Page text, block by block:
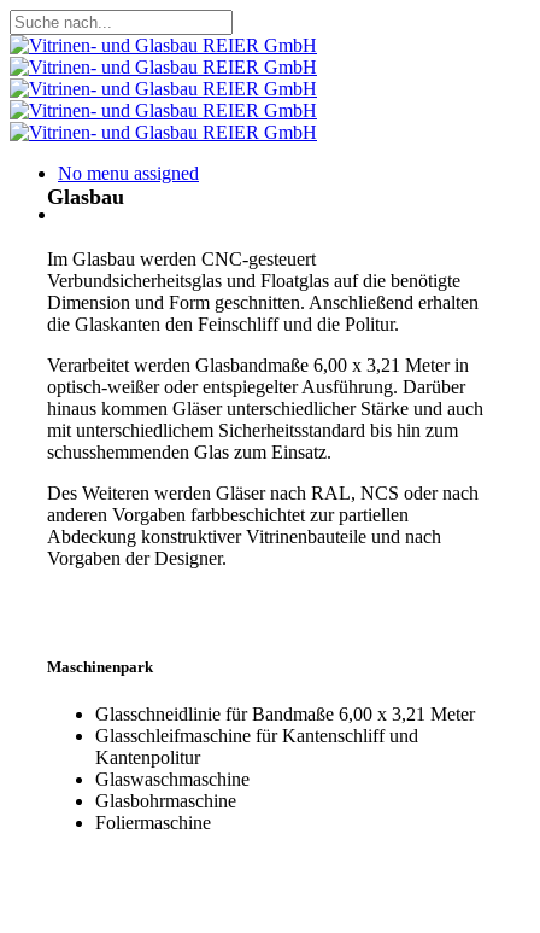
Skip
to
main
content
Close
Search
Menu
No menu assigned
Glasbau
Im Glasbau werden CNC-gesteuert
Verbundsicherheitsglas und Floatglas auf die benötigte
Dimension und Form geschnitten. Anschließend erhalten
die Glaskanten den Feinschliff und die Politur.
Verarbeitet werden Glasbandmaße 6,00 x 3,21 Meter in
optisch-weißer oder entspiegelter Ausführung. Darüber
hinaus kommen Gläser unterschiedlicher Stärke und auch
mit unterschiedlichem Sicherheitsstandard bis hin zum
schusshemmenden Glas zum Einsatz.
Des Weiteren werden Gläser nach RAL, NCS oder nach
anderen Vorgaben farbbeschichtet zur partiellen
Abdeckung konstruktiver Vitrinenbauteile und nach
Vorgaben der Designer.
Maschinenpark
Glasschneidlinie für Bandmaße 6,00 x 3,21 Meter
Glasschleifmaschine für Kantenschliff und
Kantenpolitur
Glaswaschmaschine
Glasbohrmaschine
Foliermaschine